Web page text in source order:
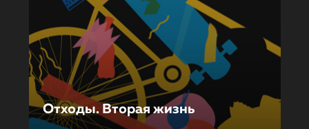
Отходы. Вторая жизнь